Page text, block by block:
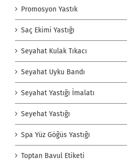
Promosyon Yastık
Saç Ekimi Yastığı
Seyahat Kulak Tıkacı
Seyahat Uyku Bandı
Seyahat Yastığı İmalatı
Seyehat Yastığı
Spa Yüz Göğüs Yastığı
Toptan Bavul Etiketi